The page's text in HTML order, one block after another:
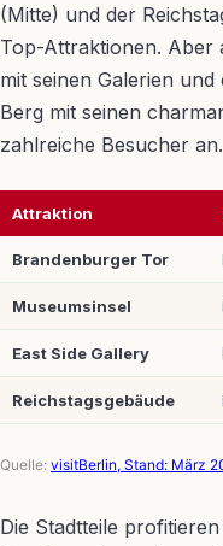
(Mitte) und der
Top-Attraktionen. Aber
mit seinen Galerien
Berg mit seinen
zahlreiche Besucher an.
Attraktion
Brandenburger Tor
Museumsinsel
East Side Gallery
Reichstagsgebäude
Quelle: visitBerlin, Stand: März
Die Stadtteile